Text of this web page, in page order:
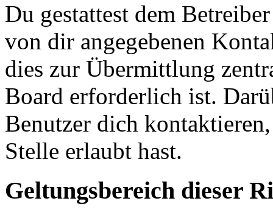
Du gestattest dem
von dir angegebenen
dies zur Übermittlung
Board erforderlich ist.
Benutzer dich
Stelle erlaubt hast.
Geltungsbereich dieser